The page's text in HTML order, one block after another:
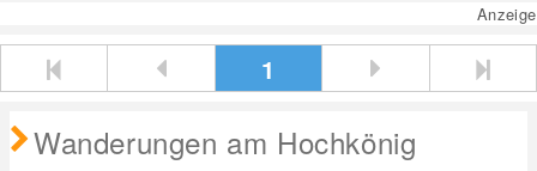
Anzeige
1
Wanderungen am Hochkönig